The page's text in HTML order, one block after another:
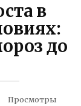
в
до
Просмотры